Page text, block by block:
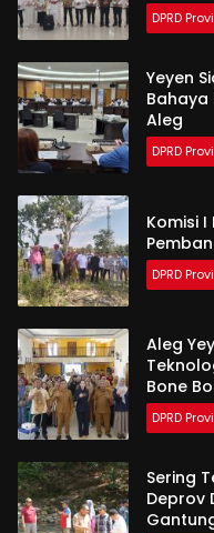
DPRD
Yeyen
Bahaya
Aleg
DPRD
Komisi
DPRD
Aleg
Bone
DPRD
Sering
Deprov